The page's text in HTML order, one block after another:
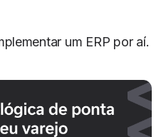
um ERP por aí.